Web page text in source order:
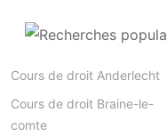
Cours de droit Anderlecht
Cours de droit Braine-le-
comte